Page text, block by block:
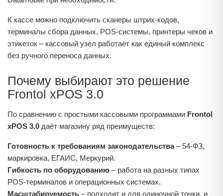
К кассе можно подключить сканеры штрих‑кодов,
терминалы сбора данных, POS‑системы, принтеры чеков и
этикеток – кассовый узел работает как единый комплекс
без ручного переноса данных.
Почему выбирают это решение
Frontol xPOS 3.0
По сравнению с простыми кассовыми программами Frontol
xPOS 3.0 даёт магазину ряд преимуществ:
Готовность к требованиям законодательства– 54‑ФЗ,
маркировка, ЕГАИС, Меркурий.
Гибкость по оборудованию – работа на разных типах
POS‑терминалов и операционных системах.
Масштабируемость – подходит и для одиночной точки, и